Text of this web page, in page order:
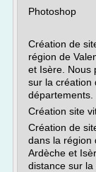
Photoshop
Création de
région de
et Isère. Nous
sur la création
départements.
Création site
Création de
dans la région
Ardèche et
distance sur